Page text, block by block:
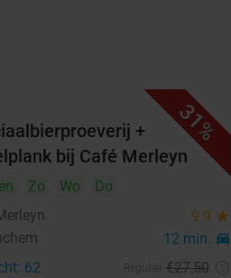
31%
+
bij Café Merleyn
Zo Wo
Do
9.9 star
12 min. directions_car
62 €27,50